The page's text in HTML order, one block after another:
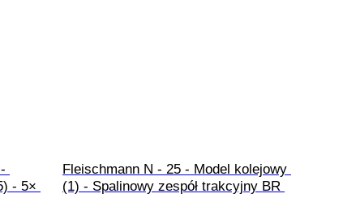
- 5×
Fleischmann N - 25 - Model kolejowy
(1) - Spalinowy zespół trakcyjny BR